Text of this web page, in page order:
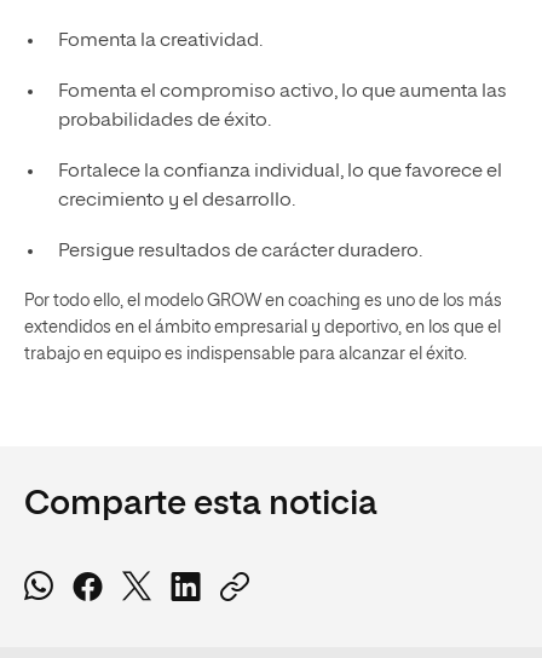
Fomenta la creatividad.
Fomenta el compromiso activo, lo que aumenta las
probabilidades de éxito.
Fortalece la confianza individual, lo que favorece el
crecimiento y el desarrollo.
Persigue resultados de carácter duradero.
Por todo ello, el modelo GROW en coaching es uno de los más
extendidos en el ámbito empresarial y deportivo, en los que el
trabajo en equipo es indispensable para alcanzar el éxito.
Comparte esta noticia